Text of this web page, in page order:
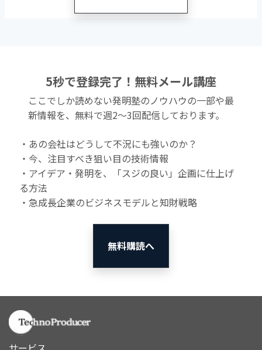
5秒で登録完了！無料メール講座
ここでしか読めない発明塾のノウハウの一部や最
新情報を、無料で週2〜3回配信しております。
・あの会社はどうして不況にも強いのか？
・今、注目すべき狙い目の技術情報
・アイデア・発明を、「スジの良い」企画に仕上げ
る方法
・急成長企業のビジネスモデルと知財戦略
無料購読へ